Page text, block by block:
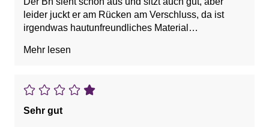
leider juckt er am Rücken am Verschluss, da ist
irgendwas hautunfreundliches Material
Mehr lesen
Sehr gut